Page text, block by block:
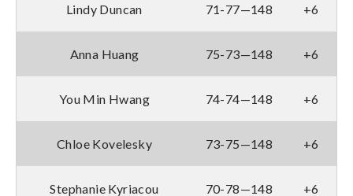
Lindy Duncan 71-77—148 +6
Anna Huang 75-73—148 +6
You Min Hwang 74-74—148 +6
Chloe Kovelesky 73-75—148 +6
Stephanie Kyriacou 70-78—148 +6